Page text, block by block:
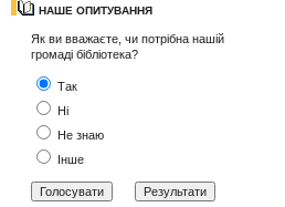
НАШЕ ОПИТУВАННЯ
Як ви вважаєте, чи потрібна нашій
громаді бібліотека?
Так
Ні
Не знаю
Інше